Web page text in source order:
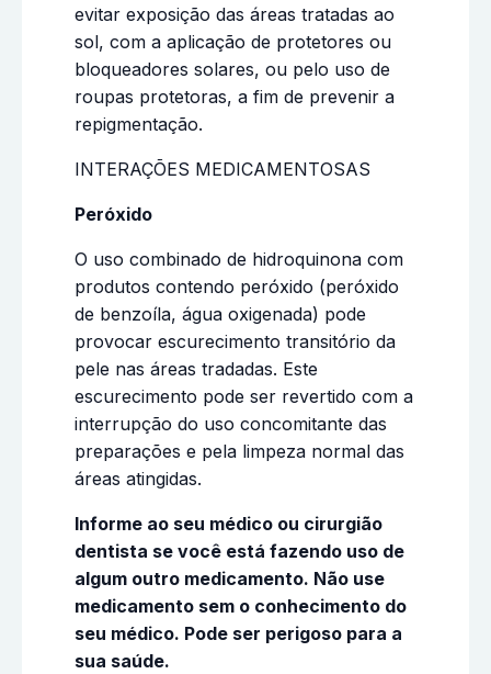
evitar exposição das áreas tratadas ao
sol, com a aplicação de protetores ou
bloqueadores solares, ou pelo uso de
roupas protetoras, a fim de prevenir a
repigmentação.
INTERAÇÕES MEDICAMENTOSAS
Peróxido
O uso combinado de hidroquinona com
produtos contendo peróxido (peróxido
de benzoíla, água oxigenada) pode
provocar escurecimento transitório da
pele nas áreas tradadas. Este
escurecimento pode ser revertido com a
interrupção do uso concomitante das
preparações e pela limpeza normal das
áreas atingidas.
Informe ao seu médico ou cirurgião
dentista se você está fazendo uso de
algum outro medicamento. Não use
medicamento sem o conhecimento do
seu médico. Pode ser perigoso para a
sua saúde.